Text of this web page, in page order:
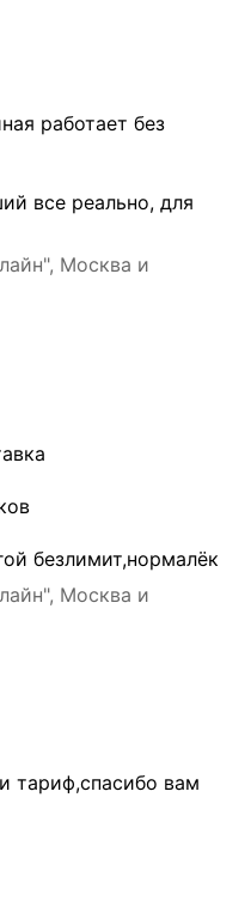
работает без
все реально, для
Москва и
безлимит,нормалёк
Москва и
тариф,спасибо вам